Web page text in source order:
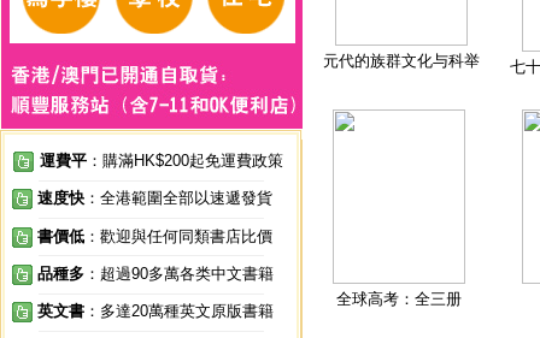
運費平 ：購滿HK$200起免運費政策
速度快 ：全港範圍全部以速遞發貨
書價低 ：歡迎與任何同類書店比價
品種多 ：超過90多萬各类中文書籍
英文書 ：多達20萬種英文原版書籍
元代的族群文化与科举 七
全球高考：全三册